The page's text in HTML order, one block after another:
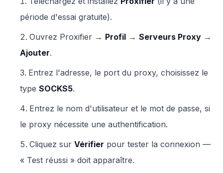
période d'essai gratuite).
Ouvrez Proxifier → Profil → Serveurs Proxy →
Ajouter.
Entrez l'adresse, le port du proxy, choisissez le
type SOCKS5.
Entrez le nom d'utilisateur et le mot de passe, si
le proxy nécessite une authentification.
Cliquez sur Vérifier pour tester la connexion —
« Test réussi » doit apparaître.